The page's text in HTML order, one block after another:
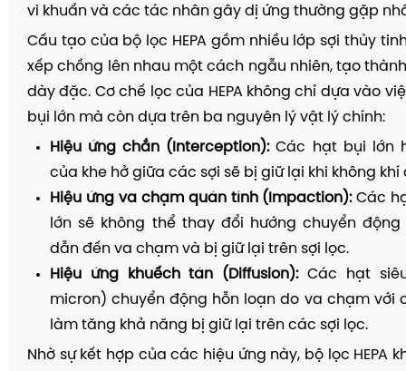
vi khuẩn và các tác nhân gây dị ứng thường gặp
Cấu tạo của bộ lọc HEPA gồm nhiều lớp sợi thủy
xếp chồng lên nhau một cách ngẫu nhiên, tạo
dày đặc. Cơ chế lọc của HEPA không chỉ dựa vào
bụi lớn mà còn dựa trên ba nguyên lý vật lý chính:
Hiệu ứng chắn (Interception):Các hạt bụi lớn
của khe hở giữa các sợi sẽ bị giữ lại khi không khí
Hiệu ứng va chạm quán tính (Impaction):Các
lớn sẽ không thể thay đổi hướng chuyển động
dẫn đến va chạm và bị giữ lại trên sợi lọc.
Hiệu ứng khuếch tán (Diffusion):Các hạt
micron) chuyển động hỗn loạn do va chạm với
làm tăng khả năng bị giữ lại trên các sợi lọc.
Nhờ sự kết hợp của các hiệu ứng này, bộ lọc HEPA